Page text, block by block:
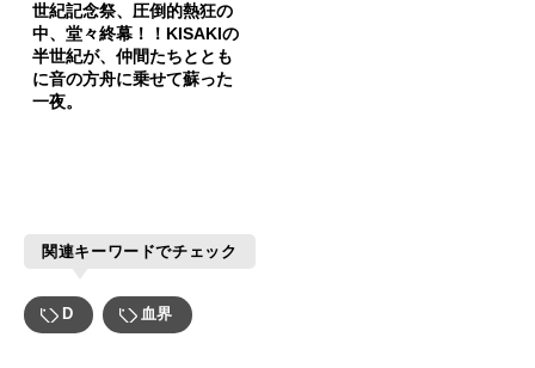
世紀記念祭、圧倒的熱狂の
中、堂々終幕！！KISAKIの
半世紀が、仲間たちととも
に音の方舟に乗せて蘇った
一夜。
関連キーワードでチェック
D 血界